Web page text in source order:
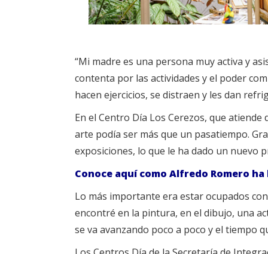
“Mi madre es una persona muy activa y
contenta por las actividades y el poder
hacen ejercicios, se distraen y les dan
En el Centro Día Los Cerezos, que
arte podía ser más que un pasatiempo.
exposiciones, lo que le ha dado un nuevo
Conoce aquí como Alfredo Romero
Lo más importante era estar ocupados
encontré en la pintura, en el dibujo, una
se va avanzando poco a poco y el tiempo